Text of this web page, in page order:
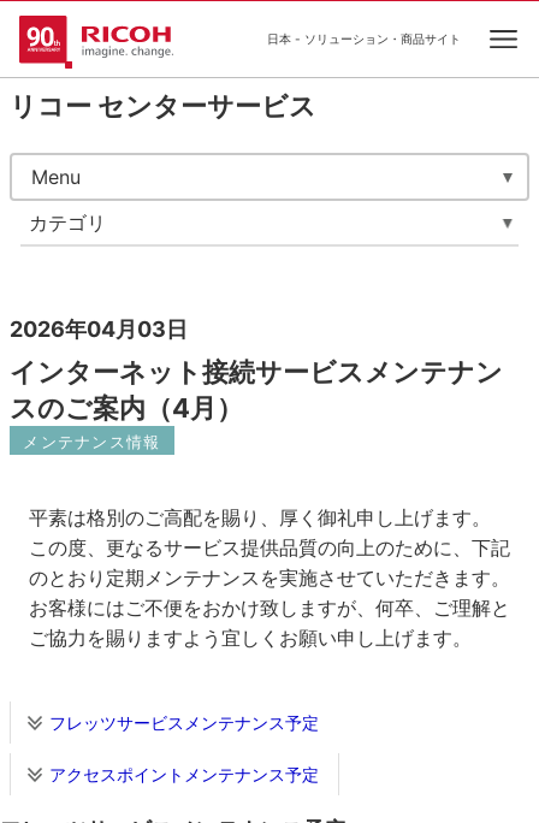
日本 - ソリューション・商品サイト
リコー センターサービス
Menu
カテゴリ
2026年04月03日
インターネット接続サービスメンテナン
スのご案内（4月）
メンテナンス情報
平素は格別のご高配を賜り、厚く御礼申し上げます。
この度、更なるサービス提供品質の向上のために、下記
のとおり定期メンテナンスを実施させていただきます。
お客様にはご不便をおかけ致しますが、何卒、ご理解と
ご協力を賜りますよう宜しくお願い申し上げます。
フレッツサービスメンテナンス予定
アクセスポイントメンテナンス予定